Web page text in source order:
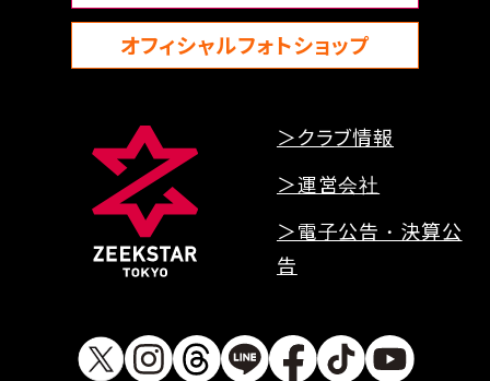
オフィシャルフォトショップ
＞クラブ情報
＞運営会社
＞電子公告・決算公
告